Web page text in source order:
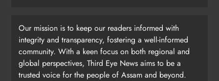
Our mission is to keep our readers informed with
integrity and transparency, fostering a well-informed
community. With a keen focus on both regional and
global perspectives, Third Eye News aims to be a
trusted voice for the people of Assam and beyond.